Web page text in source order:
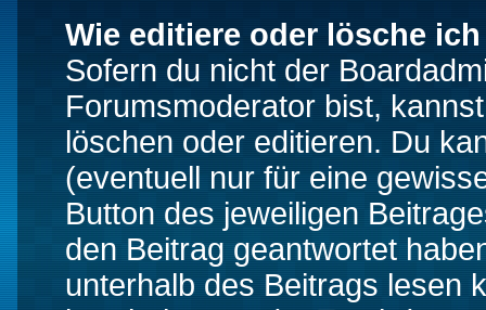
Wie editiere oder lösche
Sofern du nicht der
Forumsmoderator bist,
löschen oder editieren. Du
(eventuell nur für eine
Button des jeweiligen
den Beitrag geantwortet
unterhalb des Beitrags lesen